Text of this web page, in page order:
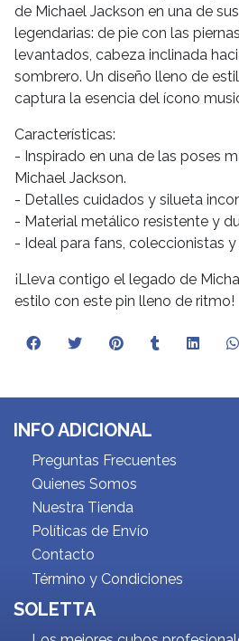
de Michael Jackson en una de
legendarias: de pie con las
levantados, cabeza inclinada
sombrero. Un diseño lleno de
captura la esencia del ícono
Características:
- Inspirado en una de las poses
Michael Jackson.
- Detalles cuidados y silueta
- Material metálico resistente y
- Ideal para fans, coleccionistas
¡Lleva contigo el legado de
estilo con este pin lleno de ritmo!
INFO ADICIONAL
Preguntas Frecuentes
Quienes Somos
Nuestra Tienda
Políticas de Envío
Contacto
Término y Condiciones
SOLETTA